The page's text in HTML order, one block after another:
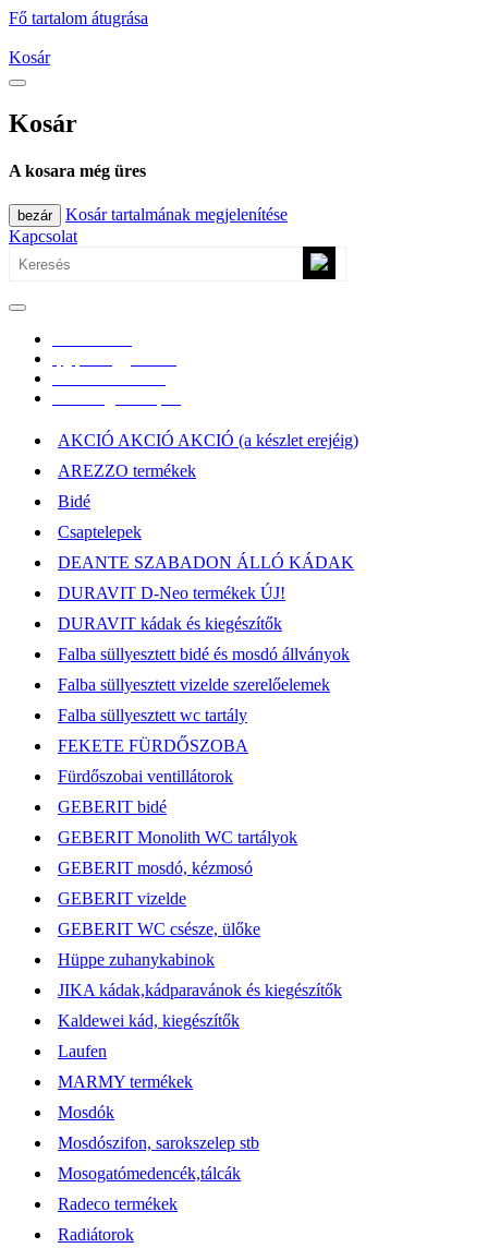
Fő tartalom átugrása
Kosár
Kosár
A kosara még üres
bezár
Kosár tartalmának megjelenítése
Kapcsolat
AKCIÓ AKCIÓ AKCIÓ (a készlet erejéig)
AREZZO termékek
Bidé
Csaptelepek
DEANTE SZABADON ÁLLÓ KÁDAK
DURAVIT D-Neo termékek ÚJ!
DURAVIT kádak és kiegészítők
Falba süllyesztett bidé és mosdó állványok
Falba süllyesztett vizelde szerelőelemek
Falba süllyesztett wc tartály
FEKETE FÜRDŐSZOBA
Fürdőszobai ventillátorok
GEBERIT bidé
GEBERIT Monolith WC tartályok
GEBERIT mosdó, kézmosó
GEBERIT vizelde
GEBERIT WC csésze, ülőke
Hüppe zuhanykabinok
JIKA kádak,kádparavánok és kiegészítők
Kaldewei kád, kiegészítők
Laufen
MARMY termékek
Mosdók
Mosdószifon, sarokszelep stb
Mosogatómedencék,tálcák
Radeco termékek
Radiátorok